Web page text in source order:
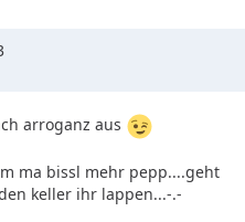
arroganz aus
ma bissl mehr pepp....geht
keller ihr lappen...-.-